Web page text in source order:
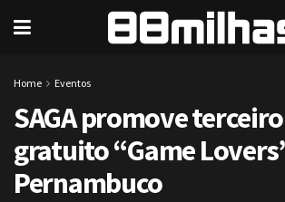
Home Eventos
SAGA promove
gratuito “Game
Pernambuco